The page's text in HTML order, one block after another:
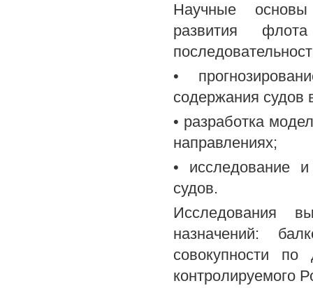
Научные основы
развития
•
содержания судов
• разработка
направлениях;
• исследование и
судов.
Исследования
назначений:
совокупности
контролируемого